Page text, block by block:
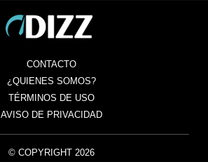
CONTACTO
¿QUIENES SOMOS?
TÉRMINOS DE USO
AVISO DE PRIVACIDAD
© COPYRIGHT 2026